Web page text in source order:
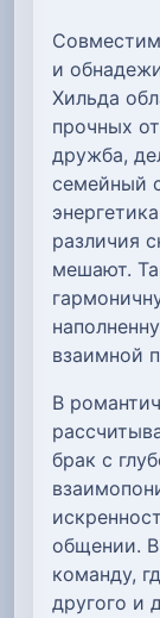
и
Хильда
прочных
дружба,
семейный
различия
мешают.
взаимной
В
брак с
общении.
команду,
другого и